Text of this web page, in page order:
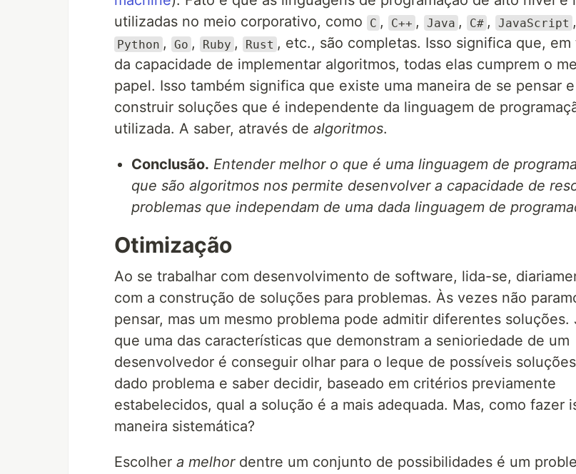
utilizadas no meio corporativo, como
C , C++ , Java , C# , JavaScript ,
Python , Go , Ruby , Rust , etc., são completas. Isso significa que, em
da capacidade de implementar algoritmos, todas elas cumprem o
papel. Isso também significa que existe uma maneira de se pensar e
construir soluções que é independente da linguagem de
utilizada. A saber, através de algoritmos.
Conclusão. Entender melhor o que é uma linguagem de
que são algoritmos nos permite desenvolver a capacidade de
problemas que independam de uma dada linguagem de
Otimização
Ao se trabalhar com desenvolvimento de software, lida-se,
com a construção de soluções para problemas. Às vezes não
pensar, mas um mesmo problema pode admitir diferentes soluções.
que uma das características que demonstram a senioriedade de um
desenvolvedor é conseguir olhar para o leque de possíveis
dado problema e saber decidir, baseado em critérios previamente
estabelecidos, qual a solução é a mais adequada. Mas, como fazer
maneira sistemática?
Escolher a melhordentre um conjunto de possibilidades é um